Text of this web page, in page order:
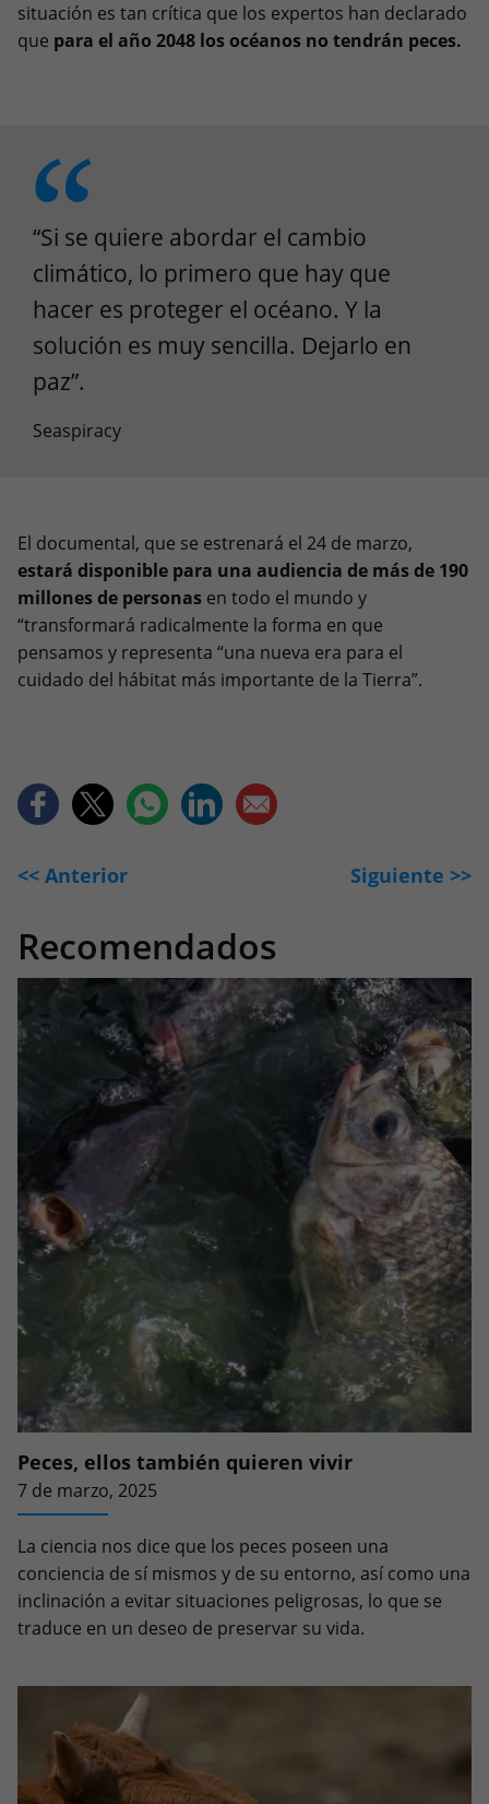
situación es tan crítica que los expertos han declarado
que para el año 2048 los océanos no tendrán peces.
“Si se quiere abordar el cambio
climático, lo primero que hay que
hacer es proteger el océano. Y la
solución es muy sencilla. Dejarlo en
paz”.
Seaspiracy
El documental, que se estrenará el 24 de marzo,
estará disponible para una audiencia de más de 190
millones de personas en todo el mundo y
“transformará radicalmente la forma en que
pensamos y representa “una nueva era para el
cuidado del hábitat más importante de la Tierra”.
<< Anterior Siguiente >>
Recomendados
Peces, ellos también quieren vivir
7 de marzo, 2025
La ciencia nos dice que los peces poseen una
conciencia de sí mismos y de su entorno, así como una
inclinación a evitar situaciones peligrosas, lo que se
traduce en un deseo de preservar su vida.